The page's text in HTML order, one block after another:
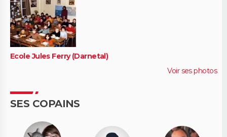
Ecole Jules Ferry (Darnetal)
Voir ses photos
SES COPAINS